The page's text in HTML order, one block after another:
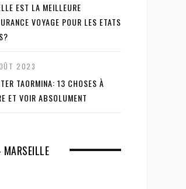
EST LA MEILLEURE
VOYAGE POUR LES ETATS
2023
TAORMINA: 13 CHOSES À
ET VOIR ABSOLUMENT